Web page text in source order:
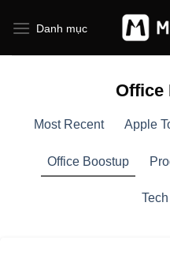
qua
Danh mục
Office
Most Recent Apple
Office Boostup